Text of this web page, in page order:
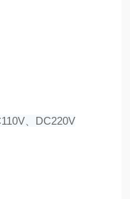
、DC220V